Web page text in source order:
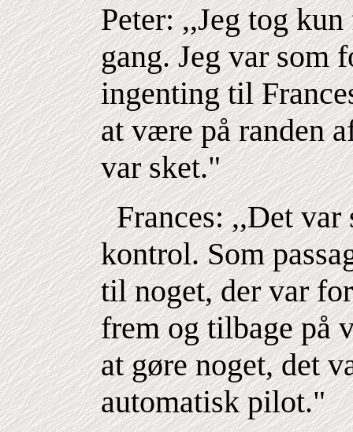
Peter: ,,Jeg tog
gang. Jeg var som
ingenting til
at være på randen
var sket."
Frances: ,,Det var
kontrol. Som
til noget, der var
frem og tilbage på
at gøre noget, det
automatisk pilot."